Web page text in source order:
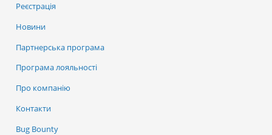
Реєстрація
Новини
Партнерська програма
Програма лояльності
Про компанію
Контакти
Bug Bounty